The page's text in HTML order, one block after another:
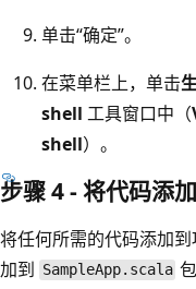
单击“确定”。
在菜单栏上，单击
shell 工具窗口中（
shell）。
步骤 4 - 将代码添
将任何所需的代码添加
加到 SampleApp.scala